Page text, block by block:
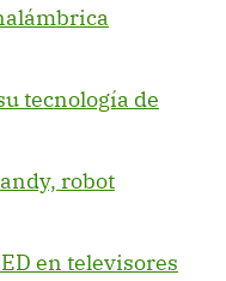
tecnología de
robot
en televisores